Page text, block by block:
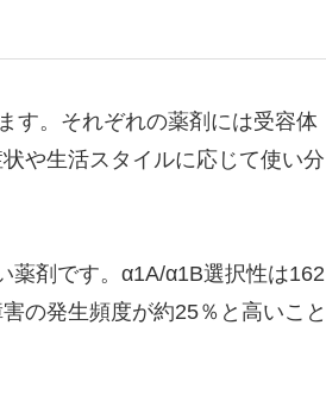
す。それぞれの薬剤には受容体
や生活スタイルに応じて使い分
薬剤です。α1A/α1B選択性は162
の発生頻度が約25％と高いこと